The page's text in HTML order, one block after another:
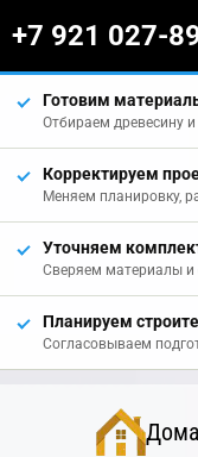
+7 921 027-
Готовим
Отбираем древесину
Корректируем
Меняем планировку,
Уточняем
Сверяем материалы и
Планируем
Согласовываем